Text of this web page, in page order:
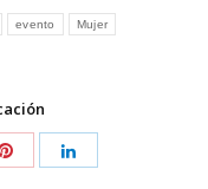
evento Mujer